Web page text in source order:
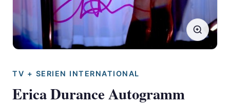
TV + SERIEN INTERNATIONAL
Erica Durance Autogramm